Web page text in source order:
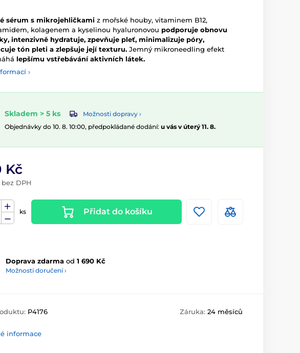
sérum s mikrojehličkami z mořské houby, vitaminem B12,
kolagenem a kyselinou hyaluronovou podporuje obnovu
intenzivně hydratuje, zpevňuje pleť, minimalizuje póry,
tón pleti a zlepšuje její texturu. Jemný mikroneedling efekt
lepšímu vstřebávání aktivních látek.
›
Skladem > 5 ks
Možnosti dopravy ›
Objednávky do 10. 8. 10:00, předpokládané dodání: u vás v úterý 11. 8.
Kč
bez DPH
ks Přidat do košíku
Doprava zdarma od 1 690 Kč
Možnosti doručení ›
P4176 Záruka: 24 měsíců
informace